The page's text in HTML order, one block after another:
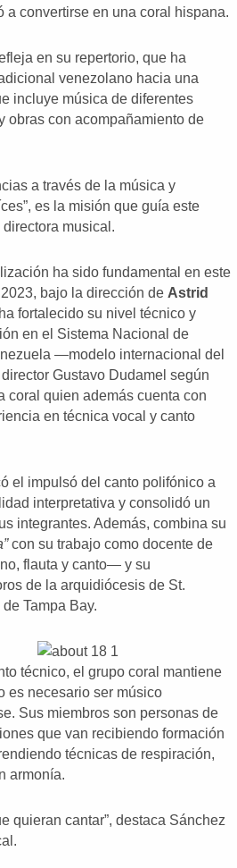
a convertirse en una coral hispana.
en su repertorio, que ha
venezolano hacia una
incluye música de diferentes
obras con acompañamiento de
a través de la música y
es la misión que guía este
musical.
ha sido fundamental en este
bajo la dirección de Astrid
fortalecido su nivel técnico y
en el Sistema Nacional de
—modelo internacional del
Gustavo Dudamel según
coral quien además cuenta con
en técnica vocal y canto
el impulsó del canto polifónico a
interpretativa y consolidó un
integrantes. Además, combina su
con su trabajo como docente de
flauta y canto— y su
de la arquidiócesis de St.
Tampa Bay.
técnico, el grupo coral mantiene
es necesario ser músico
Sus miembros son personas de
que van recibiendo formación
técnicas de respiración,
armonía.
quieran cantar”, destaca Sánchez